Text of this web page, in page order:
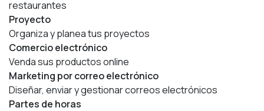
restaurantes
Proyecto
Organiza y planea tus proyectos
Comercio electrónico
Venda sus productos online
Marketing por correo electrónico
Diseñar, enviar y gestionar correos electrónicos
Partes de horas